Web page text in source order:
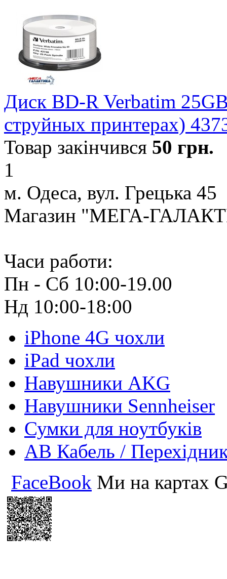
Диск BD-R Verbatim
струйных принтерах)
Товар закінчився 50 грн.
1
м. Одеса, вул. Грецька 45
Магазин "МЕГА-
Часи работи:
Пн - Сб 10:00-19.00
Нд 10:00-18:00
iPhone 4G чохли
iPad чохли
Навушники AKG
Навушники Sennheiser
Сумки для ноутбуків
АВ Кабель /
FaceBook Ми на картах